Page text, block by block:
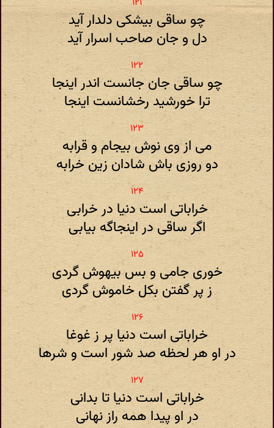
چو ساقی بیشکی دلدار آید
دل و جان صاحب اسرار آید
چو ساقی جان جانست اندر اینجا
ترا خورشید رخشانست اینجا
می از وی نوش بیجام و قرابه
دو روزی باش شادان زین خرابه
خراباتی است دنیا در خرابی
اگر ساقی در اینجاگه بیابی
خوری جامی و بس بیهوش گردی
ز پر گفتن بکل خاموش گردی
خراباتی است دنیا پر ز غوغا
در او هر لحظه صد شور است و شرها
خراباتی است دنیا تا بدانی
در او پیدا همه راز نهانی